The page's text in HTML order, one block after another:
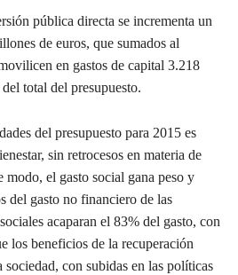
pública directa se incrementa un
de euros, que sumados al
en gastos de capital 3.218
total del presupuesto.
del presupuesto para 2015 es
sin retrocesos en materia de
modo, el gasto social gana peso y
del gasto no financiero de las
acaparan el 83% del gasto, con
los beneficios de la recuperación
con subidas en las políticas